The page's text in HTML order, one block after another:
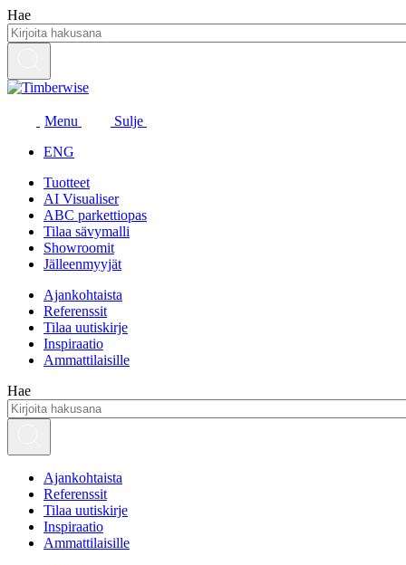
Siirry
sisältöön
Hae
Menu
Sulje
ENG
Tuotteet
AI Visualiser
ABC parkettiopas
Tilaa sävymalli
Showroomit
Jälleenmyyjät
Ajankohtaista
Referenssit
Tilaa uutiskirje
Inspiraatio
Ammattilaisille
Hae
Ajankohtaista
Referenssit
Tilaa uutiskirje
Inspiraatio
Ammattilaisille